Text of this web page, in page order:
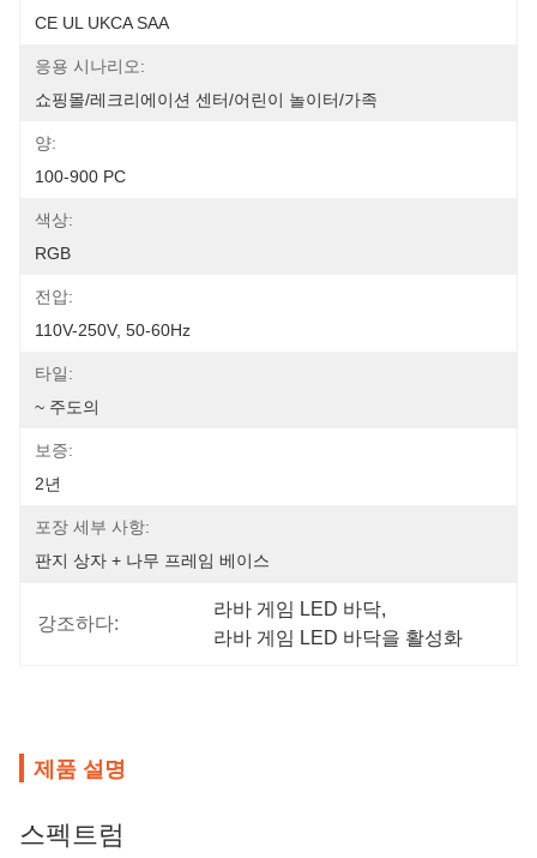
CE UL UKCA SAA
응용 시나리오:
쇼핑몰/레크리에이션 센터/어린이 놀이터/가족
양:
100-900 PC
색상:
RGB
전압:
110V-250V, 50-60Hz
타일:
~ 주도의
보증:
2년
포장 세부 사항:
판지 상자 + 나무 프레임 베이스
강조하다:
라바 게임 LED 바닥,
라바 게임 LED 바닥을 활성화
제품 설명
스펙트럼